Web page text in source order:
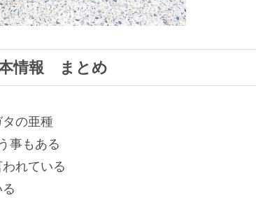
情報 まとめ
の亜種
事もある
れている